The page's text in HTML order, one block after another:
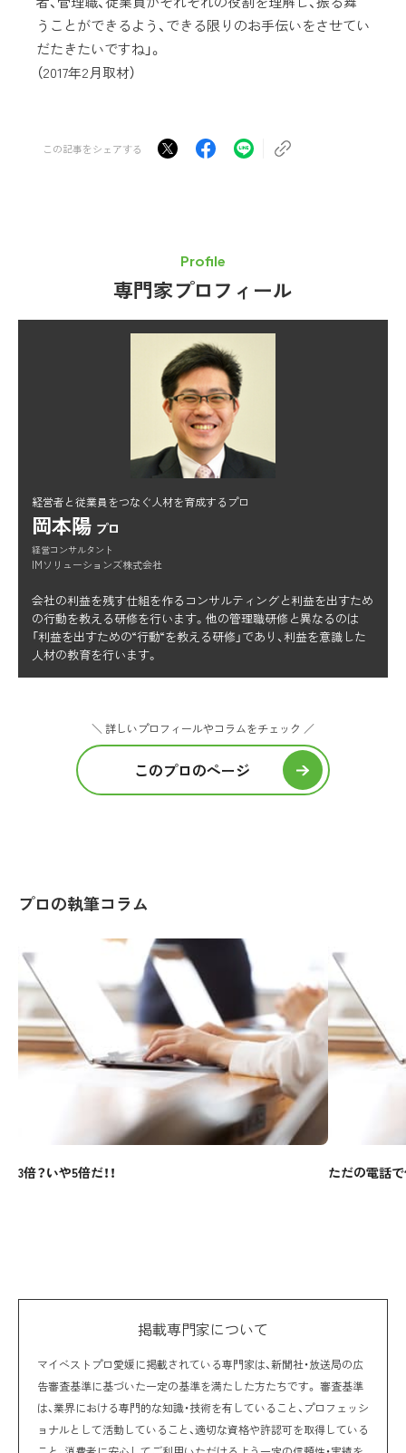
うことができるよう、できる限りのお手伝いをさせてい
だたきたいですね」。
（2017年2月取材）
この記事をシェアする
Profile
専門家プロフィール
経営者と従業員をつなぐ人材を育成するプロ
岡本陽 プロ
経営コンサルタント
IMソリューションズ株式会社
会社の利益を残す仕組を作るコンサルティングと利益を出すため
の行動を教える研修を行います。他の管理職研修と異なるのは
「利益を出すための“行動“を教える研修」であり、利益を意識した
人材の教育を行います。
＼ 詳しいプロフィールやコラムをチェック ／
このプロのページ
プロの執筆コラム
3倍？いや5倍だ！！ ただの電話
掲載専門家について
マイベストプロ愛媛に掲載されている専門家は、新聞社・放送局の広
告審査基準に基づいた一定の基準を満たした方たちです。 審査基準
は、業界における専門的な知識・技術を有していること、プロフェッシ
ョナルとして活動していること、適切な資格や許認可を取得している